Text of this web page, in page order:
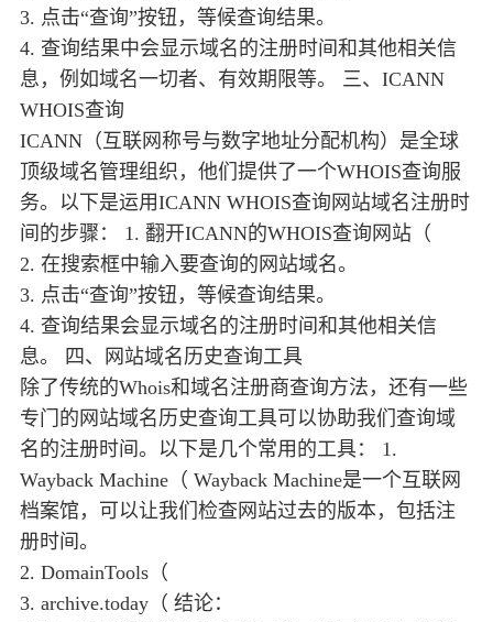
3. 点击“查询”按钮，等候查询结果。
4. 查询结果中会显示域名的注册时间和其他相关信
息，例如域名一切者、有效期限等。 三、ICANN
WHOIS查询
ICANN（互联网称号与数字地址分配机构）是全球
顶级域名管理组织，他们提供了一个WHOIS查询服
务。以下是运用ICANN WHOIS查询网站域名注册时
间的步骤： 1. 翻开ICANN的WHOIS查询网站（
2. 在搜索框中输入要查询的网站域名。
3. 点击“查询”按钮，等候查询结果。
4. 查询结果会显示域名的注册时间和其他相关信
息。 四、网站域名历史查询工具
除了传统的Whois和域名注册商查询方法，还有一些
专门的网站域名历史查询工具可以协助我们查询域
名的注册时间。以下是几个常用的工具： 1.
Wayback Machine（ Wayback Machine是一个互联网
档案馆，可以让我们检查网站过去的版本，包括注
册时间。
2. DomainTools（
3. archive.today（ 结论：